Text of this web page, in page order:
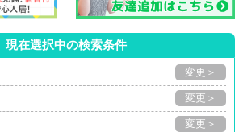
現在選択中の検索条件
変更＞
変更＞
変更＞